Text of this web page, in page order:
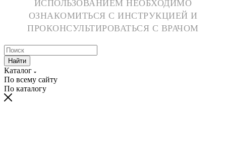
ИСПОЛЬЗОВАНИЕМ НЕОБХОДИМО
ОЗНАКОМИТЬСЯ С ИНСТРУКЦИЕЙ И
ПРОКОНСУЛЬТИРОВАТЬСЯ С ВРАЧОМ
Найти
Каталог
По всему сайту
По каталогу